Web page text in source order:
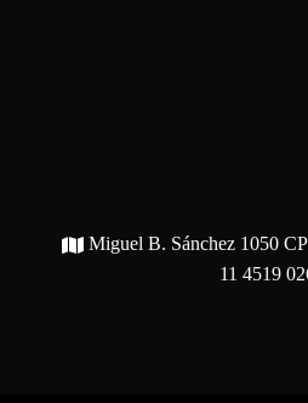
Miguel B. Sánchez 1050
11 4519